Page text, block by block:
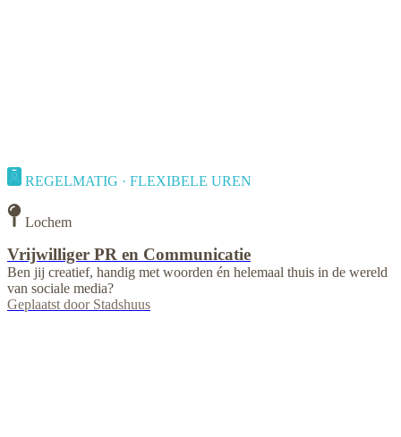
REGELMATIG · FLEXIBELE UREN
Lochem
Vrijwilliger PR en Communicatie
Ben jij creatief, handig met woorden én helemaal thuis in de wereld
van sociale media?
Geplaatst door Stadshuus